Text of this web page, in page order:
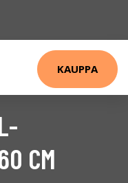
KAUPPA
CM